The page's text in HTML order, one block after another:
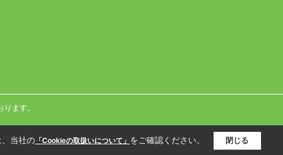
ます。
当社の「Cookieの取扱いについて」 をご確認ください。 閉じる